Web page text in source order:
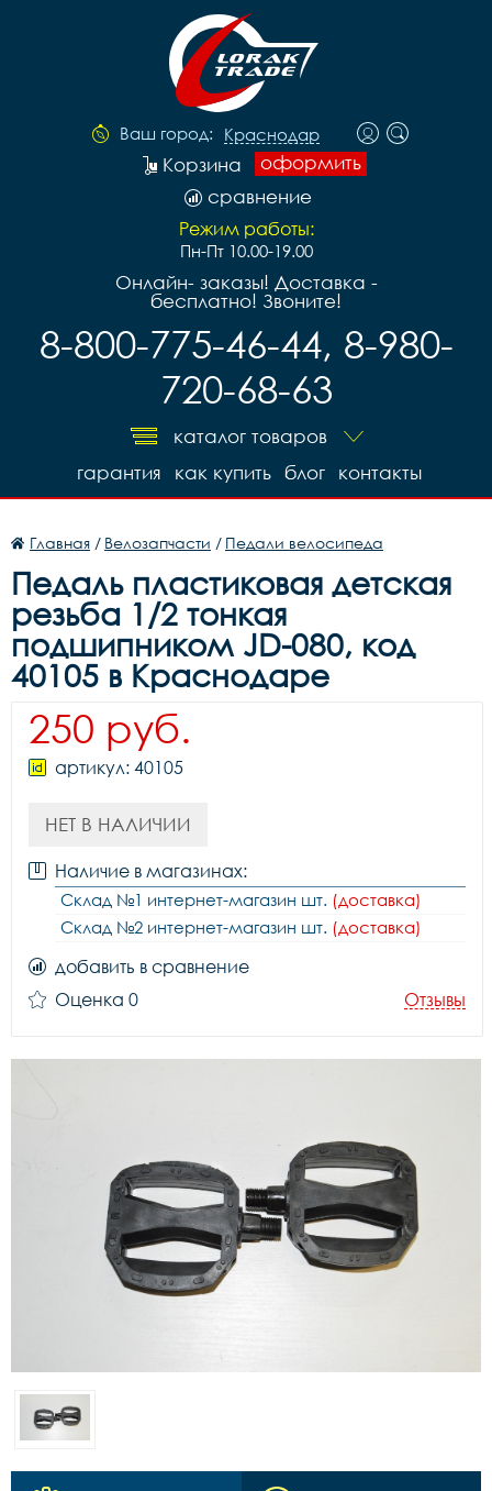
Ваш город: Краснодар
оформить
Корзина
сравнение
Режим работы:
Пн-Пт 10.00-19.00
Онлайн- заказы! Доставка -
бесплатно! Звоните!
8-800-775-46-44, 8-980-
720-68-63
каталог товаров
контакты
блог
как купить
гарантия
Главная / Велозапчасти / Педали велосипеда
Педаль пластиковая детская
резьба 1/2 тонкая
подшипником JD-080, код
40105 в Краснодаре
250 руб.
артикул: 40105
НЕТ В НАЛИЧИИ
Наличие в магазинах:
Склад №1 интернет-магазин шт. (доставка)
Склад №2 интернет-магазин шт. (доставка)
добавить в сравнение
Оценка 0
Отзывы